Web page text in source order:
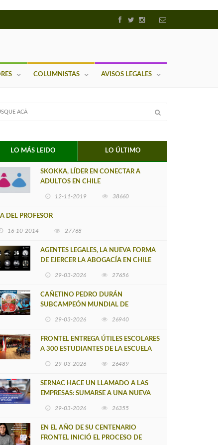
COLUMNISTAS AVISOS LEGALES
LO MÁS LEIDO LO ÚLTIMO
SKOKKA, LÍDER EN CONECTAR A
ADULTOS EN CHILE
12-11-2019 38660
DEL PROFESOR
16-10-2014 27768
AGENTES LEGALES, LA NUEVA FORMA
DE EJERCER LA ABOGACÍA EN CHILE
29-03-2026 27656
CAÑETINO PEDRO DURÁN
SUBCAMPEÓN MUNDIAL DE
29-03-2026 26940
FRONTEL ENTREGA ÚTILES ESCOLARES
A 300 ESTUDIANTES DE LA ESCUELA
29-03-2026 26489
SERNAC HACE UN LLAMADO A LAS
EMPRESAS: SUMARSE A UNA NUEVA
29-03-2026 26355
EN EL AÑO DE SU CENTENARIO
FRONTEL INICIÓ EL PROCESO DE